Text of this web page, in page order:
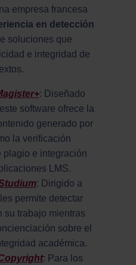
empresa francesa
en detección
soluciones que
e integridad de
: Diseñado
software ofrece la
generado por
la verificación
plagio e integración
LMS.
: Dirigido a
permite detectar
su trabajo mientras
sobre el
académica.
: Para los